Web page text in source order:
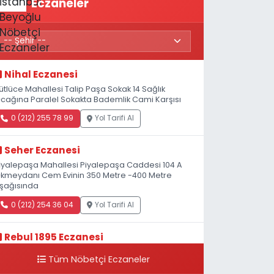
Nihal Eczanesi
Mahallesi Talip Paşa Sokak 14 Sağlık
Paralel Sokakta Bademlik Cami Karşısı
0 (212) 255 78 99 Yol Tarifi Al
Seher Eczanesi
Mahallesi Piyalepaşa Caddesi 104 A
Cem Evinin 350 Metre -400 Metre
0 (212) 254 36 04 Yol Tarifi Al
Rebul 1895 Eczanesi
Sokak, 3B Akbank Sanat karşısı, Fransız
Tüm Nöbetçi Eczaneler